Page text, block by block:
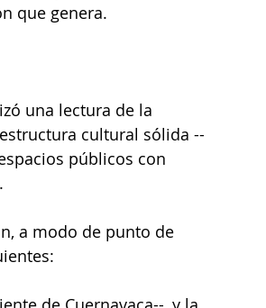
que genera.
una lectura de la
cultural sólida --
públicos con
a modo de punto de